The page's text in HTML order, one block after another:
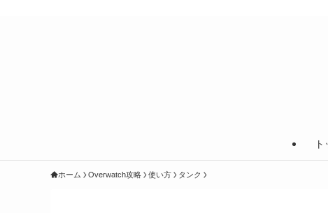
ホーム Overwatch攻略 使い方 タンク